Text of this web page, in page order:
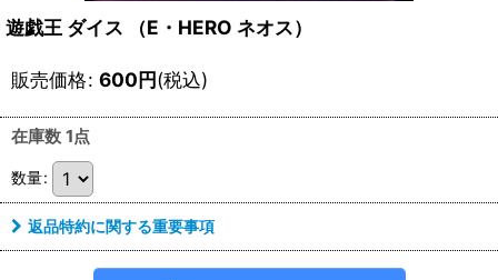
遊戯王 ダイス （E・HERO ネオス）
販売価格: 600円(税込)
在庫数 1点
数量:
返品特約に関する重要事項